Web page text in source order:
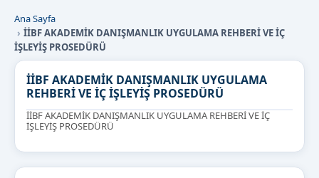
Ana Sayfa
İİBF AKADEMİK DANIŞMANLIK UYGULAMA REHBERİ VE İÇ
İŞLEYİŞ PROSEDÜRÜ
İİBF AKADEMİK DANIŞMANLIK UYGULAMA
REHBERİ VE İÇ İŞLEYİŞ PROSEDÜRÜ
İİBF AKADEMİK DANIŞMANLIK UYGULAMA REHBERİ VE İÇ
İŞLEYİŞ PROSEDÜRÜ